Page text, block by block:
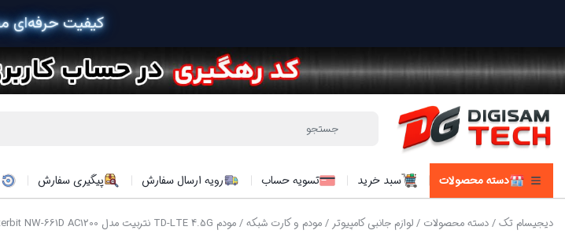
دسته محصولات سبد خرید تسویه حساب رویه ارسال سفارش پیگیری سفارش
دیجیسام تک/دسته محصولات /لوازم جانبی کامپیوتر /مودم و کارت شبکه/ مودم TD-LTE 4.5G نتربیت مدل Neterbit NW-661D AC1200
خرید